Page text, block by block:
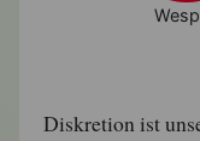
Diskretion ist